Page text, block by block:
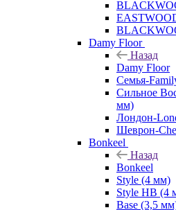
Damy Floor
Назад
Damy Floor
Семья-
Сильное
мм)
Лондон-
Шеврон-
Bonkeel
Назад
Bonkeel
Style (4 мм)
Style HB (4
Base (3,5